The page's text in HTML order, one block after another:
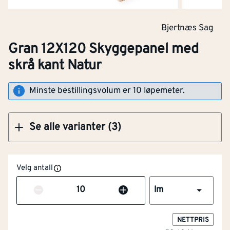
Bjertnæs Sag
Gran 12X120 Skyggepanel med
skrå kant Natur
Minste bestillingsvolum er 10 løpemeter.
Se alle varianter (3)
Gran 12X120 Skyggepanel med skrå kant
Velg antall
Antall lm
NETTPRIS
BRO-Brosjyre
BRO-Brosjyre
BRO-Brosjyre
ECOP-ECOproduct rapport
EPD-Miljødeklarasjon
FDV-Forvaltning, drift og vedlikehold
FDV-Forvaltning, drift og vedlikehold